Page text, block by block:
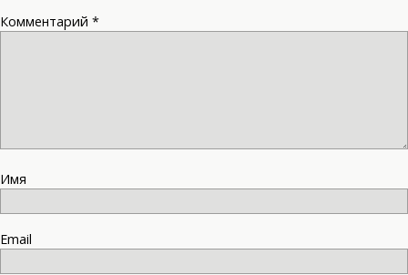
Комментарий *
Имя
Email